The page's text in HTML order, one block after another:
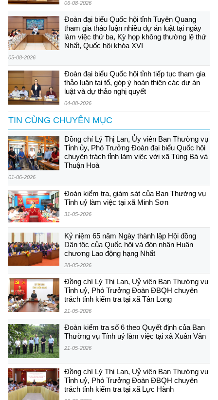
06-08-2026
Đoàn đại biểu Quốc hội tỉnh Tuyên Quang
tham gia thảo luận nhiều dự án luật tại ngày
làm việc thứ ba, Kỳ họp không thường lệ thứ
Nhất, Quốc hội khóa XVI
05-08-2026
Đoàn đại biểu Quốc hội tỉnh tiếp tục tham gia
thảo luận tại tổ, góp ý hoàn thiện các dự án
luật và dự thảo nghị quyết
04-08-2026
TIN CÙNG CHUYÊN MỤC
Đồng chí Lý Thị Lan, Ủy viên Ban Thường vụ
Tỉnh ủy, Phó Trưởng Đoàn đại biểu Quốc hội
chuyên trách tỉnh làm việc với xã Tùng Bá và
Thuận Hoà
01-06-2026
Đoàn kiểm tra, giám sát của Ban Thường vụ
Tỉnh uỷ làm việc tại xã Minh Sơn
31-05-2026
Kỷ niệm 65 năm Ngày thành lập Hội đồng
Dân tộc của Quốc hội và đón nhận Huân
chương Lao động hạng Nhất
28-05-2026
Đồng chí Lý Thị Lan, Uỷ viên Ban Thường vụ
Tỉnh uỷ, Phó Trưởng Đoàn ĐBQH chuyên
trách tỉnh kiểm tra tại xã Tân Long
21-05-2026
Đoàn kiểm tra số 6 theo Quyết định của Ban
Thường vụ Tỉnh uỷ làm việc tại xã Xuân Vân
21-05-2026
Đồng chí Lý Thị Lan, Uỷ viên Ban Thường vụ
Tỉnh uỷ, Phó Trưởng Đoàn ĐBQH chuyên
trách tỉnh kiểm tra tại xã Lực Hành